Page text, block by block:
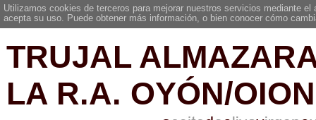
Utilizamos cookies de terceros para mejorar nuestros servicios mediante
acepta su uso. Puede obtener más información, o bien conocer cómo
TRUJAL
LA R.A. OYÓN/OION